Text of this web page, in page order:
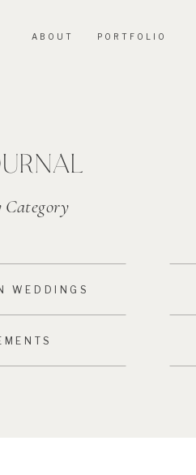
PORTFOLIO
ABOUT
Category
WEDDINGS